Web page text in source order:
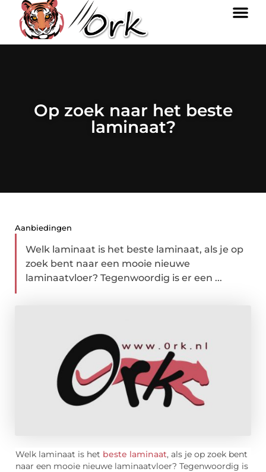
Op zoek naar het beste
laminaat?
Aanbiedingen
Welk laminaat is het beste laminaat, als je op
zoek bent naar een mooie nieuwe
laminaatvloer? Tegenwoordig is er een ...
Welk laminaat is het beste laminaat, als je op zoek bent
naar een mooie nieuwe laminaatvloer? Tegenwoordig is